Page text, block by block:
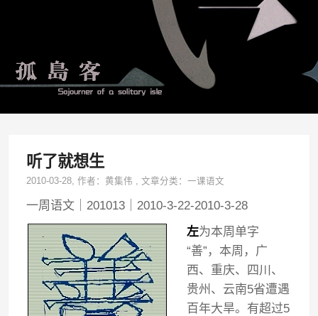
听了就想生
2010-03-28, 作者：黄集伟 ,文章分类：一课语文
一周语文｜201013｜2010-3-22-2010-3-28
左为本周单字
“善”，本周，广
西、重庆、四川、
贵州、云南5省遭遇
百年大旱。有超过5